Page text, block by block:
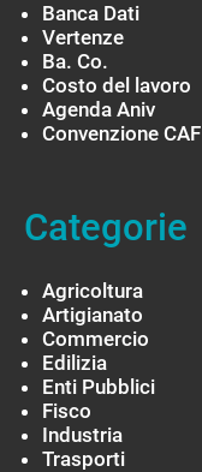
Banca Dati
Vertenze
Ba. Co.
Costo del lavoro
Agenda Aniv
Convenzione CAF
Categorie
Agricoltura
Artigianato
Commercio
Edilizia
Enti Pubblici
Fisco
Industria
Trasporti